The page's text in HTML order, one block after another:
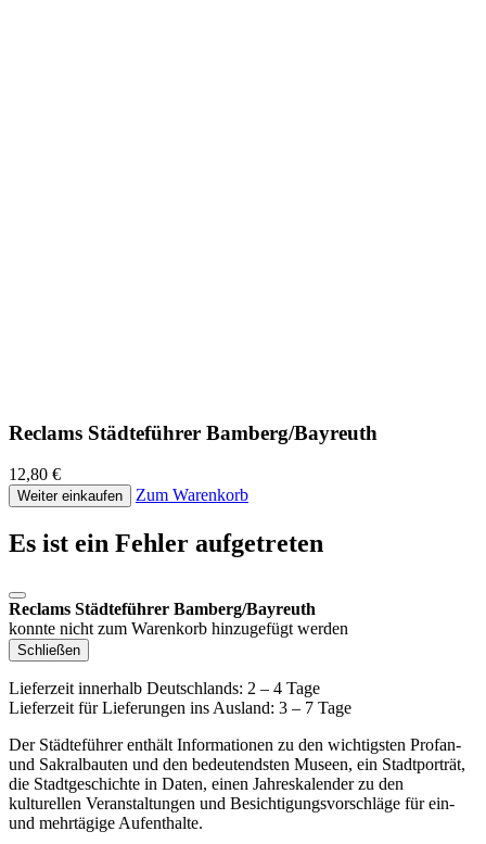
Reclams Städteführer Bamberg/Bayreuth
12,80 €
Weiter einkaufen Zum Warenkorb
Es ist ein Fehler aufgetreten
Reclams Städteführer Bamberg/Bayreuth
konnte nicht zum Warenkorb hinzugefügt werden
Schließen
Lieferzeit innerhalb Deutschlands: 2 – 4 Tage
Lieferzeit für Lieferungen ins Ausland: 3 – 7 Tage
Der Städteführer enthält Informationen zu den wichtigsten Profan-
und Sakralbauten und den bedeutendsten Museen, ein Stadtporträt,
die Stadtgeschichte in Daten, einen Jahreskalender zu den
kulturellen Veranstaltungen und Besichtigungsvorschläge für ein-
und mehrtägige Aufenthalte.